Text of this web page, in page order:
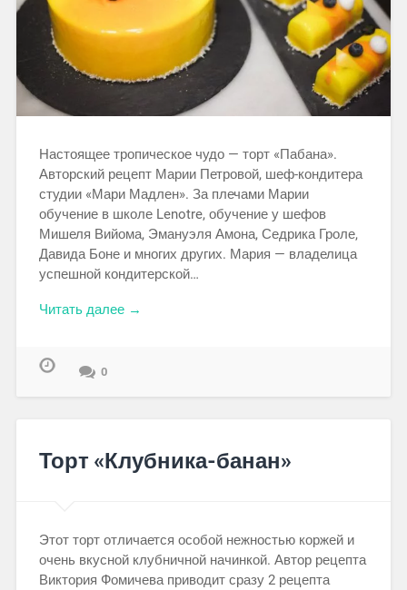
Настоящее тропическое чудо — торт «Пабана».
Авторский рецепт Марии Петровой, шеф-кондитера
студии «Мари Мадлен». За плечами Марии
обучение в школе Lenotre, обучение у шефов
Мишеля Вийома, Эмануэля Амона, Седрика Гроле,
Давида Боне и многих других. Мария — владелица
успешной кондитерской…
Читать далее →
0
Торт «Клубника-банан»
Этот торт отличается особой нежностью коржей и
очень вкусной клубничной начинкой. Автор рецепта
Виктория Фомичева приводит сразу 2 рецепта